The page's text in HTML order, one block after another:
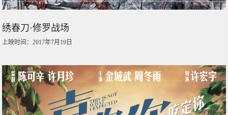
绣春刀·修罗战场
上映时间：2017年7月19日